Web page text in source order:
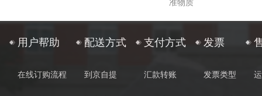
准物质
用户帮助
在线订购流程
配送方式
到京自提
支付方式
汇款转账
发票
发票类型